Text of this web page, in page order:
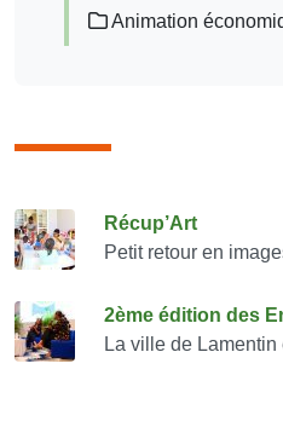
Animation
Consulter
Récup’Art
Petit retour en
2ème édition des
La ville de Lamentin